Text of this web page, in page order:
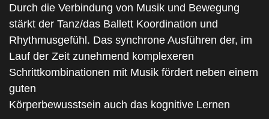
Durch die Verbindung von Musik und Bewegung
stärkt der Tanz/das Ballett Koordination und
Rhythmusgefühl. Das synchrone Ausführen der, im
Lauf der Zeit zunehmend komplexeren
Schrittkombinationen mit Musik fördert neben einem
guten
Körperbewusstsein auch das kognitive Lernen